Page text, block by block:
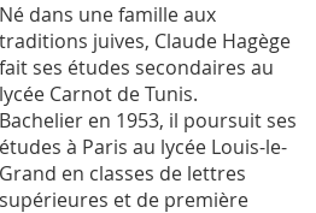
Né dans une famille aux
traditions juives, Claude Hagège
fait ses études secondaires au
lycée Carnot de Tunis.
Bachelier en 1953, il poursuit ses
études à Paris au lycée Louis-le-
Grand en classes de lettres
supérieures et de première